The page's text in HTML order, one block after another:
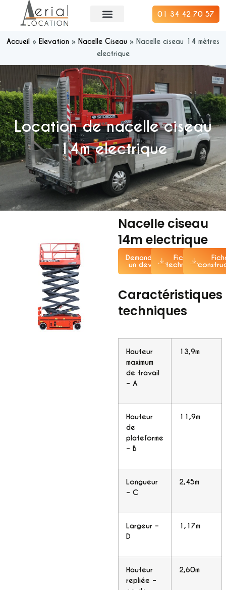
01 34 42 70 57
Accueil » Elevation » Nacelle Ciseau » Nacelle ciseau 14 mètres
electrique
Location de nacelle ciseau
14m electrique
Nacelle ciseau
14m electrique
Demander
un devis
Fiche
technique
Caractéristiques
techniques
Hauteur
maximum
de travail
– A
13,9m
Hauteur
de
plateforme
– B
11,9m
Longueur
– C
2,45m
Largeur –
D
1,17m
Hauteur
repliée –
2,60m